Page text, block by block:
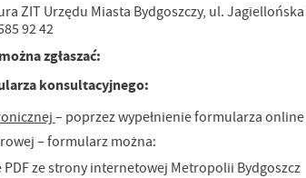
ZIT Urzędu Miasta Bydgoszczy, ul.
92 42
zgłaszać:
konsultacyjnego:
– poprzez wypełnienie formularza
– formularz można:
PDF ze strony internetowej Metropolii Bydgoszcz